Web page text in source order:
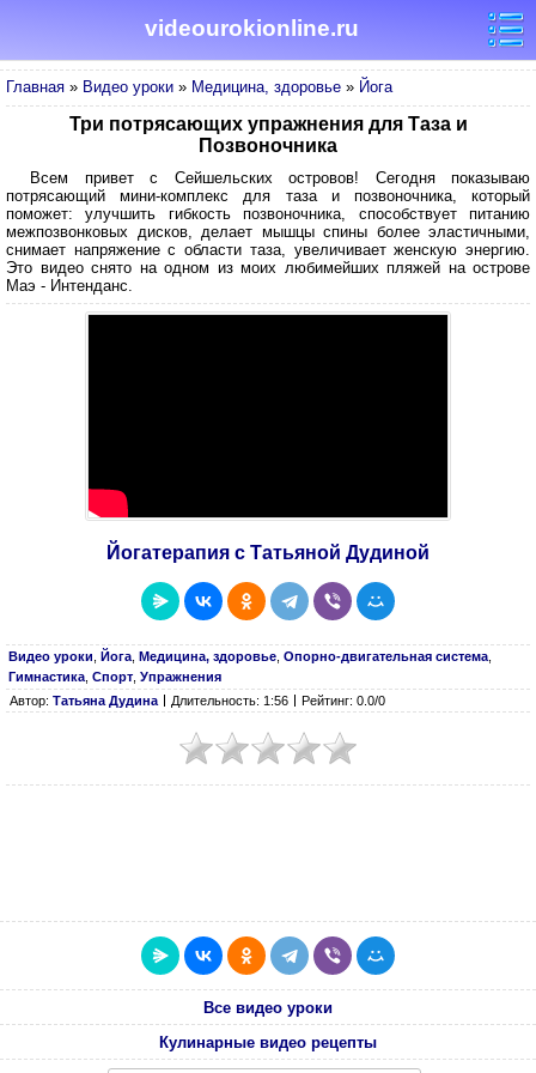
videourokionline.ru
Главная » Видео уроки » Медицина, здоровье » Йога
Три потрясающих упражнения для Таза и
Позвоночника
Всем привет с Сейшельских островов! Сегодня показываю
потрясающий мини-комплекс для таза и позвоночника, который
поможет: улучшить гибкость позвоночника, способствует питанию
межпозвонковых дисков, делает мышцы спины более эластичными,
снимает напряжение с области таза, увеличивает женскую энергию.
Это видео снято на одном из моих любимейших пляжей на острове
Маэ - Интенданс.
Йогатерапия с Татьяной Дудиной
Видео уроки Йога Медицина, здоровье Опорно-двигательная система
Гимнастика Спорт Упражнения
Автор: Татьяна Дудина Длительность: 1:56 Рейтинг: 0.0/0
Все видео уроки
Кулинарные видео рецепты